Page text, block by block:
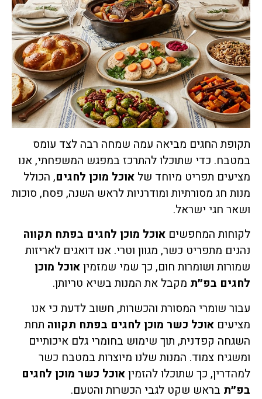
תקופת החגים מביאה עמה שמחה רבה לצד עומס
במטבח. כדי שתוכלו להתרכז במפגש המשפחתי, אנו
מציעים תפריט מיוחד של אוכל מוכן לחגים, הכולל
מנות חג מסורתיות ומודרניות לראש השנה, פסח, סוכות
ושאר חגי ישראל.
לקוחות המחפשים אוכל מוכן לחגים בפתח תקווה
נהנים מתפריט כשר, מגוון וטרי. אנו דואגים לאריזות
שמורות ושומרות חום, כך שמי שמזמיןאוכל מוכן
לחגים בפ״ת מקבל את המנות בשיא טריותן.
עבור שומרי המסורת והכשרות, חשוב לדעת כי אנו
מציעים אוכל כשר מוכן לחגים בפתח תקווה תחת
השגחה קפדנית, תוך שימוש בחומרי גלם איכותיים
ומשגיח צמוד. המנות שלנו מיוצרות במטבח כשר
למהדרין, כך שתוכלו להזמיןאוכל כשר מוכן לחגים
בפ״ת בראש שקט לגבי הכשרות והטעם.